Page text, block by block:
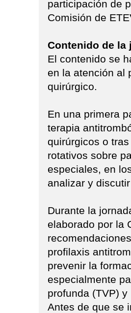
participación de
Comisión de
Contenido de la
El contenido se
en la atención al
quirúrgico.
En una primera
terapia
quirúrgicos o
rotativos sobre
especiales, en
analizar y
Durante la
elaborado por la
profilaxis
prevenir la
especialmente
profunda (TVP)
Antes de que se